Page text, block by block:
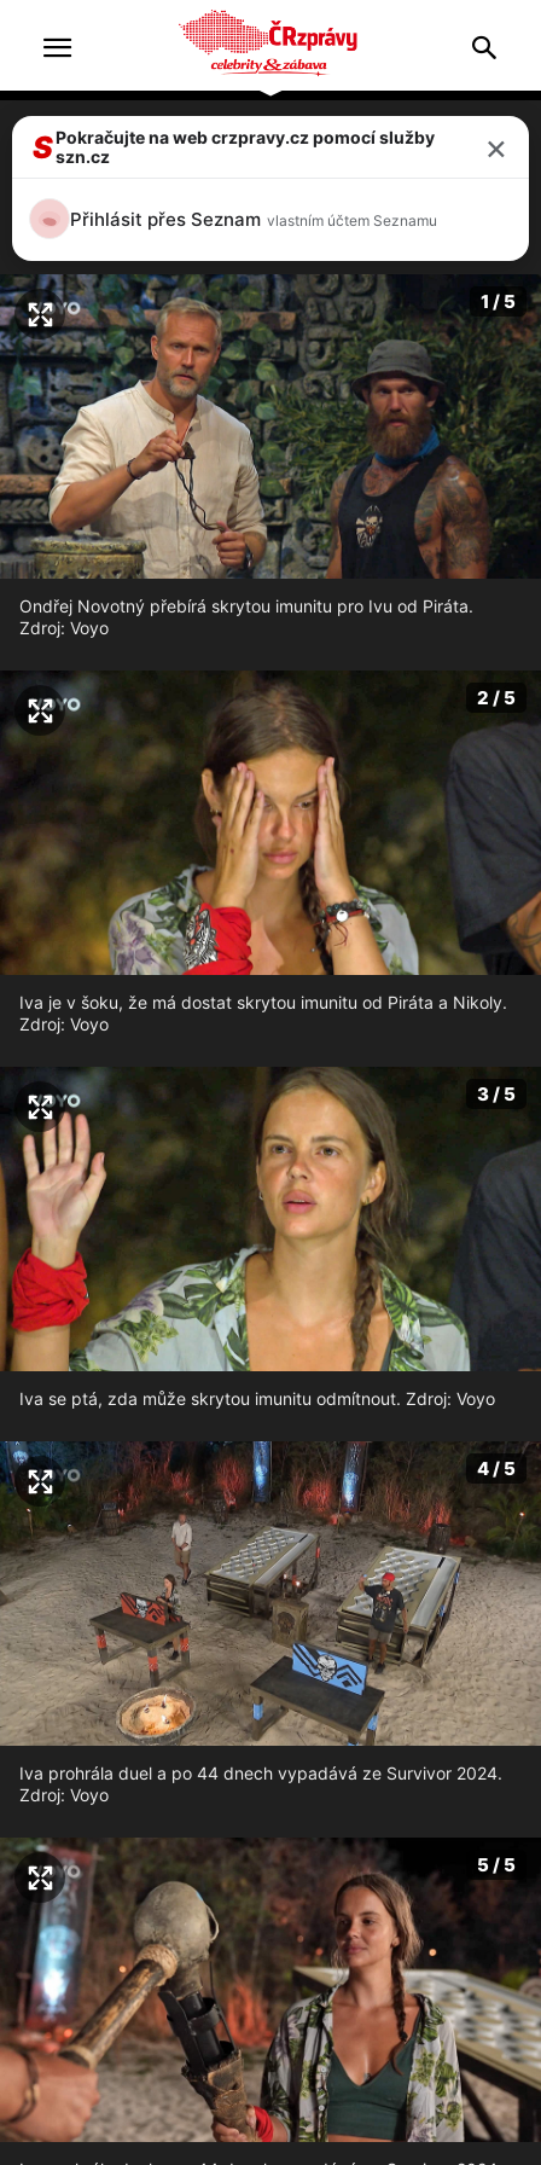
Ze Survivor 2024 vypadla Iva po šokující
od Piráta
1 / 5
Ondřej Novotný přebírá skrytou imunitu pro Ivu od Piráta.
Zdroj: Voyo
2 / 5
Iva je v šoku, že má dostat skrytou imunitu od Piráta a Nikoly.
Zdroj: Voyo
3 / 5
Iva se ptá, zda může skrytou imunitu odmítnout. Zdroj: Voyo
4 / 5
Iva prohrála duel a po 44 dnech vypadává ze Survivor 2024.
Zdroj: Voyo
5 / 5
SPokračujte na web crzpravy.cz pomocí služby
szn.cz
×
Přihlásit přes Seznam vlastním účtem Seznamu